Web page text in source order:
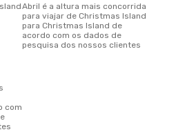
abril é a altura mais concorrida
para viajar de Christmas Island
para Christmas Island de
acordo com os dados de
pesquisa dos nossos clientes
com